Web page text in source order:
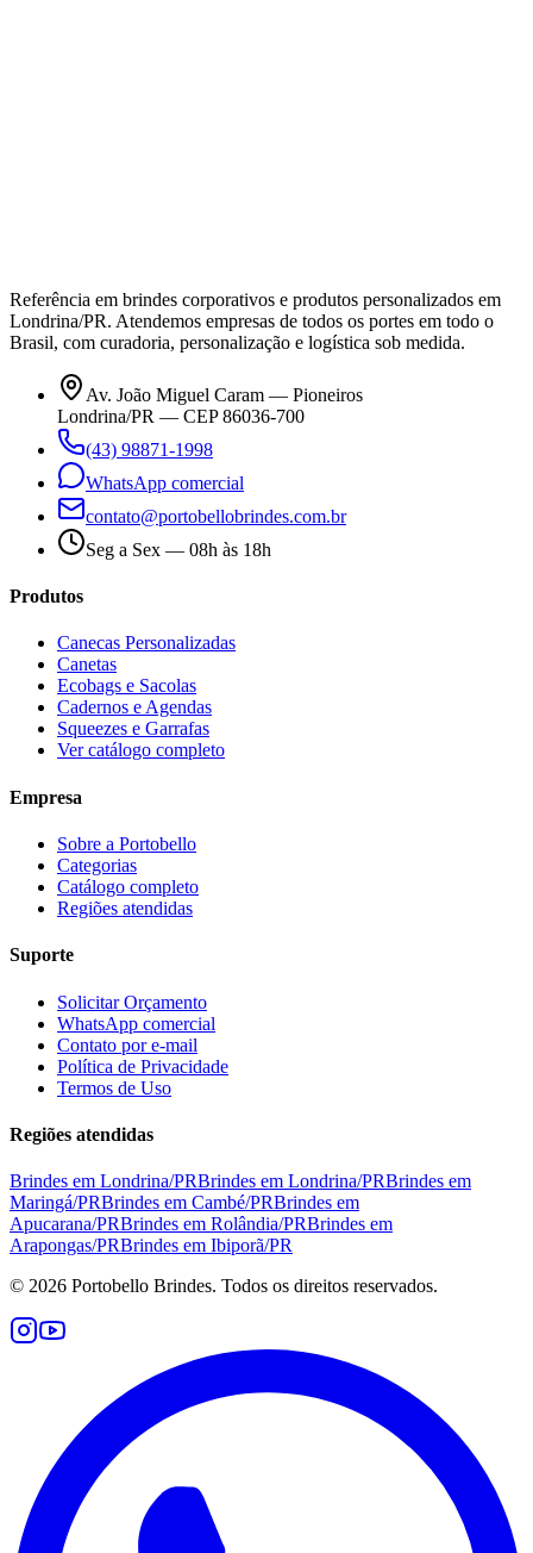
Referência em brindes corporativos e produtos personalizados em
Londrina/PR. Atendemos empresas de todos os portes em todo o
Brasil, com curadoria, personalização e logística sob medida.
Av. João Miguel Caram — Pioneiros
Londrina/PR — CEP 86036-700
(43) 98871-1998
WhatsApp comercial
contato@portobellobrindes.com.br
Seg a Sex — 08h às 18h
Produtos
Canecas Personalizadas
Canetas
Ecobags e Sacolas
Cadernos e Agendas
Squeezes e Garrafas
Ver catálogo completo
Empresa
Sobre a Portobello
Categorias
Catálogo completo
Regiões atendidas
Suporte
Solicitar Orçamento
WhatsApp comercial
Contato por e-mail
Política de Privacidade
Termos de Uso
Regiões atendidas
Brindes em Londrina/PRBrindes em Londrina/PRBrindes em
Maringá/PRBrindes em Cambé/PRBrindes em
Apucarana/PRBrindes em Rolândia/PRBrindes em
Arapongas/PRBrindes em Ibiporã/PR
© 2026 Portobello Brindes. Todos os direitos reservados.